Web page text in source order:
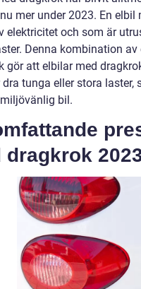
mer under 2023. En
elektricitet och som är
Denna kombination
gör att elbilar med
dra tunga eller stora
bil.
dragkrok